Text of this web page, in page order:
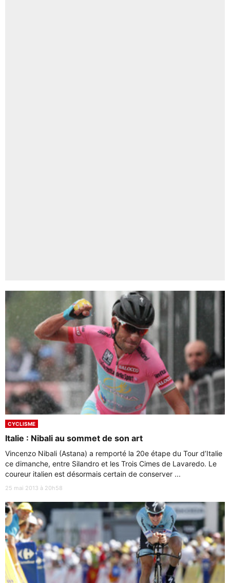
CYCLISME
Italie : Nibali au sommet de son art
Vincenzo Nibali (Astana) a remporté la 20e étape du Tour d’Italie
ce dimanche, entre Silandro et les Trois Cimes de Lavaredo. Le
coureur italien est désormais certain de conserver ...
25 mai 2013 à 20h58